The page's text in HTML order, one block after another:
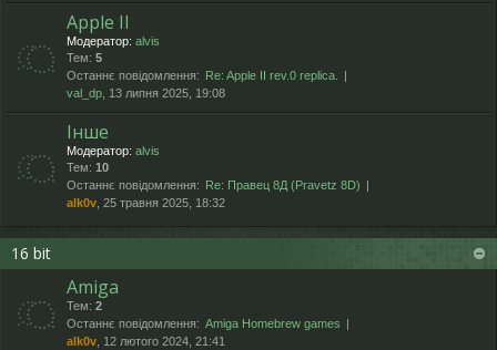
Apple II
Модератор: alvis
Тем: 5
Останнє повідомлення:
Re: Apple II rev.0 replica.
val_dp , 13 липня 2025, 19:08
Інше
Модератор: alvis
Тем: 10
Останнє повідомлення:
Re: Правец 8Д (Pravetz 8D)
alk0v , 25 травня 2025, 18:32
16 bit
Amiga
Тем: 2
Останнє повідомлення: Amiga Homebrew games
alk0v , 12 лютого 2024, 21:41